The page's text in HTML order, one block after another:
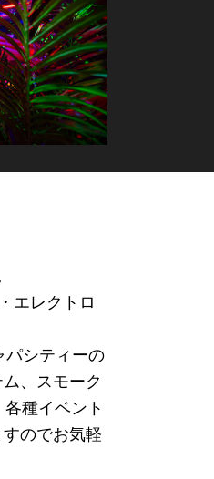
エレクトロ
パシティーの
、スモーク
種イベント
のでお気軽